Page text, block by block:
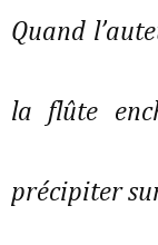
Quand
la flûte
précipiter